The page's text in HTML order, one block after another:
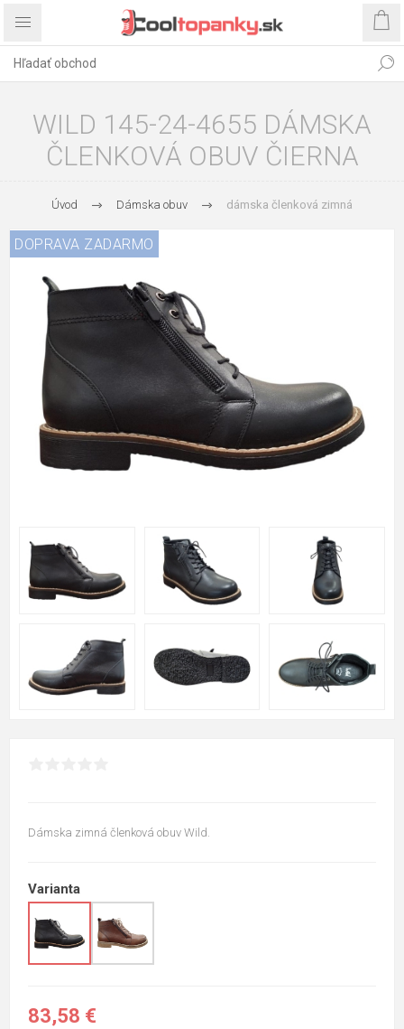
WILD 145-24-4655 DÁMSKA
ČLENKOVÁ OBUV ČIERNA
Úvod Dámska obuv dámska členková zimná
DOPRAVA ZADARMO
Dámska zimná členková obuv Wild.
Varianta
83,58 €